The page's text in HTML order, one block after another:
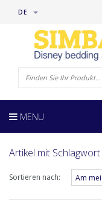
DE
MENU
Artikel mit
Sortieren nach: